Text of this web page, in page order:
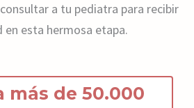
a tu pediatra para recibir
esta hermosa etapa.
más de 50.000